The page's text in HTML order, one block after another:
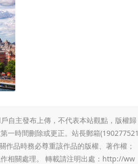
自主發布上傳，不代表本站觀點，版權歸
一時間刪除或更正。站長郵箱(190277521
品時務必尊重該作品的版權、著作權；
相關處理。 轉載請注明出處： http://ww